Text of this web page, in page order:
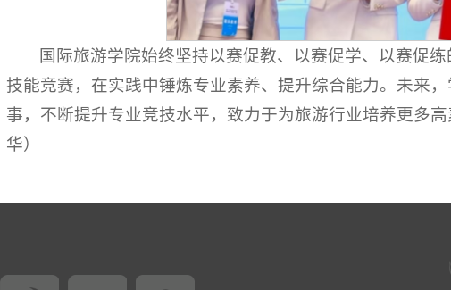
国际旅游学院始终坚持以赛促教、以赛促学、以赛促
技能竞赛，在实践中锤炼专业素养、提升综合能力。未来
事，不断提升专业竞技水平，致力于为旅游行业培养更多
华）